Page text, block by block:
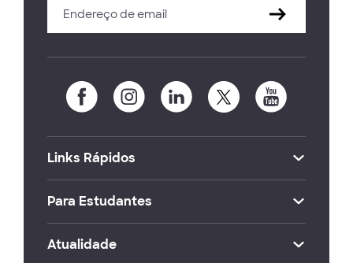
Links Rápidos
Para Estudantes
Atualidade